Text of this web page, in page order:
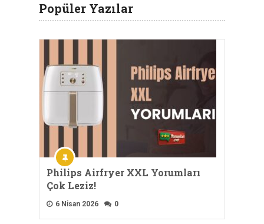
Popüler Yazılar
Philips Airfryer XXL Yorumları
Çok Leziz!
6 Nisan 2026 0